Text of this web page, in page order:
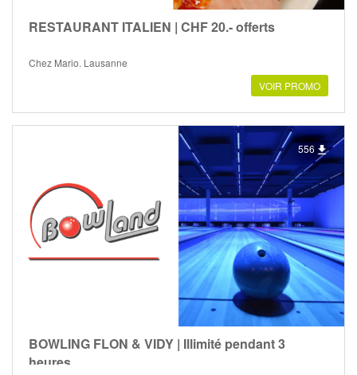
RESTAURANT ITALIEN | CHF 20.- offerts
Chez Mario, Lausanne
VOIR PROMO
556
BOWLING FLON & VIDY | Illimité pendant 3
heures